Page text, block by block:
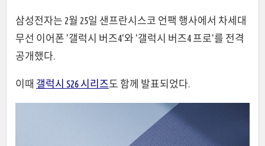
삼성전자는 2월 25일 샌프란시스코 언팩 행사에서 차세대
무선 이어폰 '갤럭시 버즈4'와 '갤럭시 버즈4 프로'를 전격
공개했다.
이때 갤럭시 S26 시리즈도 함께 발표되었다.